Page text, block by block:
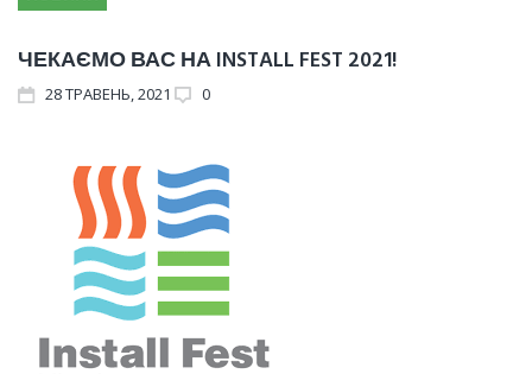
ЧЕКАЄМО ВАС НА INSTALL FEST 2021!
28ТРАВЕНЬ, 2021 0